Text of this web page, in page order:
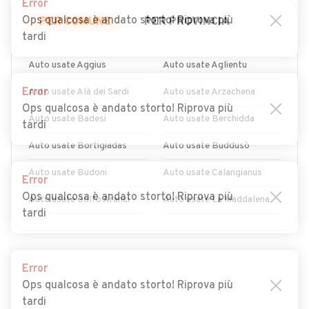
PER COMUNE PER PROVINCIA
Auto usate Aggius Auto usate Aglientu
Auto usate Alà dei Sardi Auto usate Arzachena
Auto usate Badesi Auto usate Berchidda
Auto usate Bortigiadas Auto usate Buddusò
Auto usate Budoni Auto usate Calangianus
Auto usate Golfo Aranci Auto usate La Maddalena
Auto usate Luras
Auto usate Olbia
Error
Ops qualcosa è andato storto! Riprova più
tardi
Error
Ops qualcosa è andato storto! Riprova più
tardi
Error
Ops qualcosa è andato storto! Riprova più
tardi
Error
Ops qualcosa è andato storto! Riprova più
tardi